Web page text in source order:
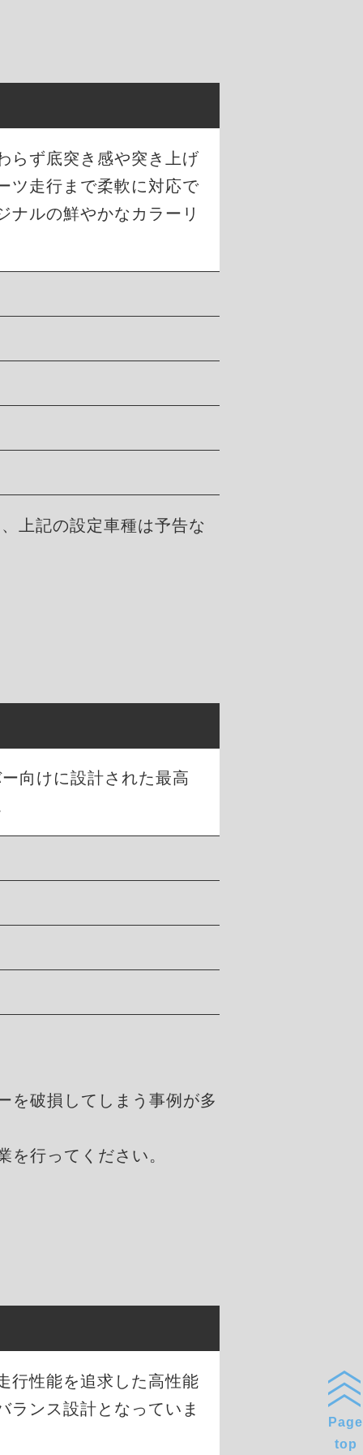
らず底突き感や突き上げ
ツ走行まで柔軟に対応で
ナルの鮮やかなカラーリ
上記の設定車種は予告な
向けに設計された最高
を破損してしまう事例が多
行ってください。
行性能を追求した高性能
ランス設計となっていま
Page
top